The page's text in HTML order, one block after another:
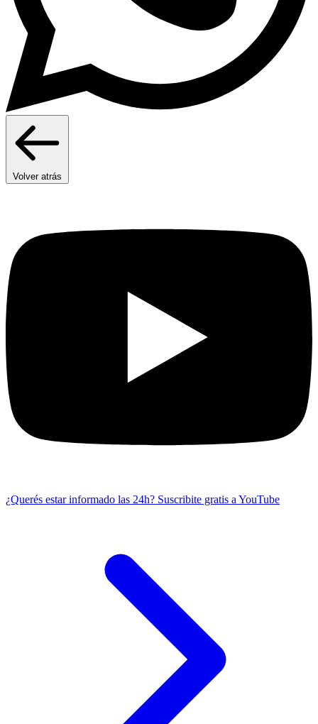
Volver atrás
¿Querés estar informado las 24h? Suscribite gratis a YouTube